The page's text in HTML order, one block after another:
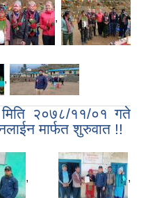
,
,
मिति २०७८/११/०१ गते
मार्फत शुरुवात !!
, ,